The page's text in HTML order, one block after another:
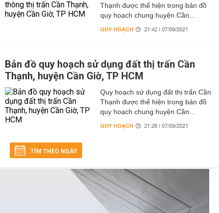
Thạnh được thể hiện trong bản đồ
quy hoạch chung huyện Cần...
QUY HOẠCH 21:42 | 07/09/2021
Bản đồ quy hoạch sử dụng đất thị trấn Cần
Thạnh, huyện Cần Giờ, TP HCM
Quy hoạch sử dụng đất thị trấn Cần
Thạnh được thể hiện trong bản đồ
quy hoạch chung huyện Cần...
QUY HOẠCH 21:26 | 07/09/2021
TÌM THEO NGÀY